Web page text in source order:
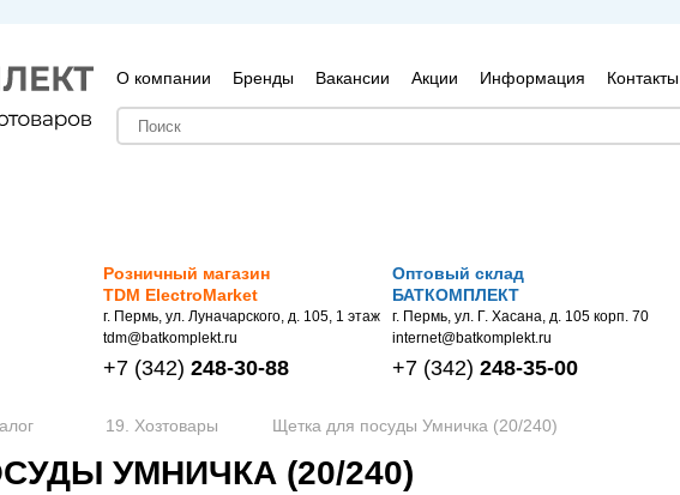
О компании Бренды Вакансии Акции Информация Контакты
Розничный магазин
TDM ElectroMarket
г. Пермь, ул. Луначарского, д. 105, 1 этаж
tdm@batkomplekt.ru
+7 (342) 248-30-88
Оптовый склад
БАТКОМПЛЕКТ
г. Пермь, ул. Г. Хасана, д. 105 корп. 70
internet@batkomplekt.ru
+7 (342) 248-35-00
19. Хозтовары Щетка для посуды Умничка (20/240)
УМНИЧКА (20/240)